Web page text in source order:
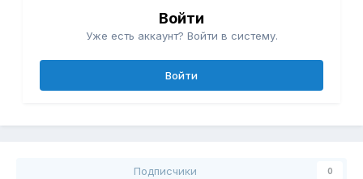
Войти
Уже есть аккаунт? Войти в систему.
Войти
Подписчики 0